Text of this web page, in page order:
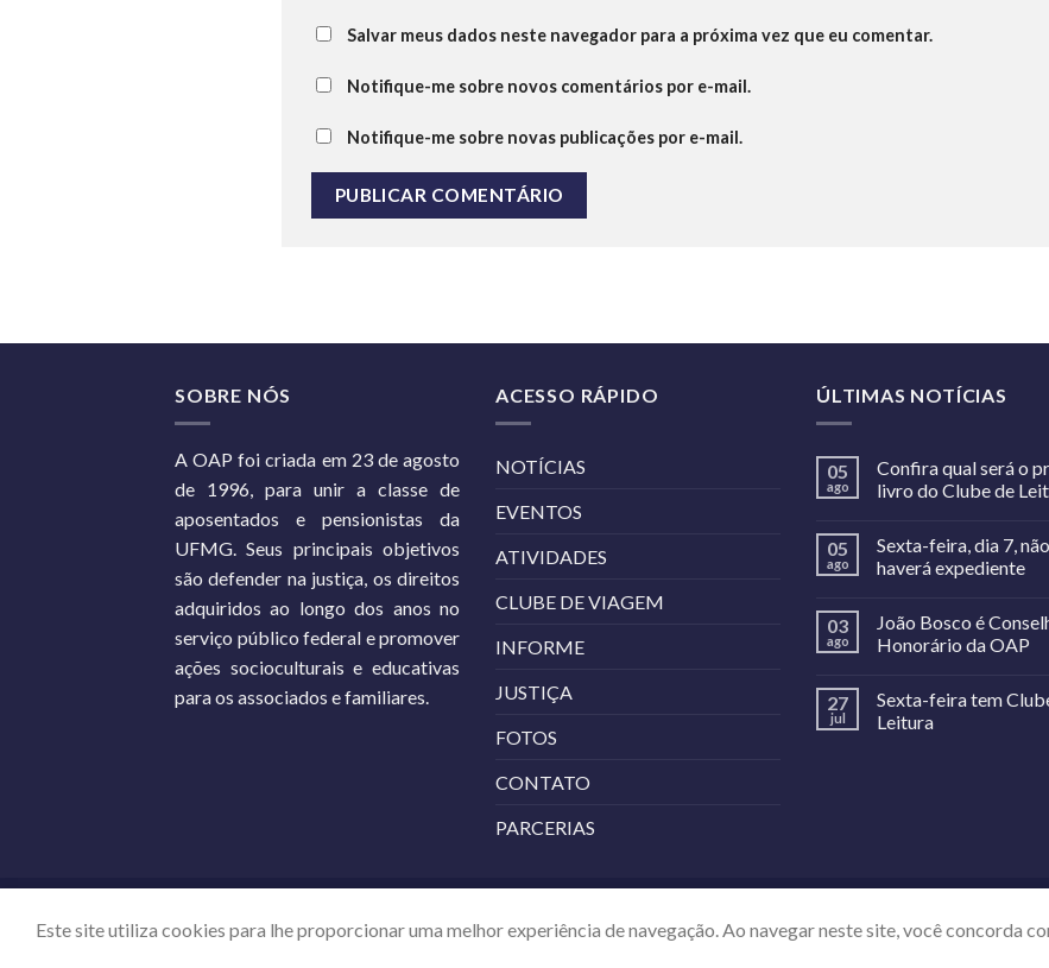
Salvar meus dados neste navegador para a próxima vez que eu comentar.
Notifique-me sobre novos comentários por e-mail.
Notifique-me sobre novas publicações por e-mail.
SOBRE NÓS
A OAP foi criada em 23 de agosto
de 1996, para unir a classe de
aposentados e pensionistas da
UFMG. Seus principais objetivos
são defender na justiça, os direitos
adquiridos ao longo dos anos no
serviço público federal e promover
ações socioculturais e educativas
para os associados e familiares.
ACESSO RÁPIDO
NOTÍCIAS
EVENTOS
ATIVIDADES
CLUBE DE VIAGEM
INFORME
JUSTIÇA
FOTOS
CONTATO
PARCERIAS
ÚLTIMAS NOTÍCIAS
05
ago
Confira qual será o
livro do Clube de
05
ago
Sexta-feira, dia 7, não
haverá expediente
03
ago
João Bosco é
Honorário da OAP
27
jul
Sexta-feira tem
Leitura
Copyright 2026 ©OAP/UFMG
Este site utiliza cookies para lhe proporcionar uma melhor experiência de navegação. Ao navegar neste site, você concorda